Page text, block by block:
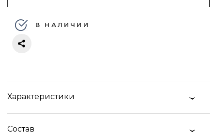
В НАЛИЧИИ
Характеристики
Состав